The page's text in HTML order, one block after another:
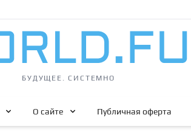
БУДУЩЕЕ. СИСТЕМНО
О сайте Публичная оферта